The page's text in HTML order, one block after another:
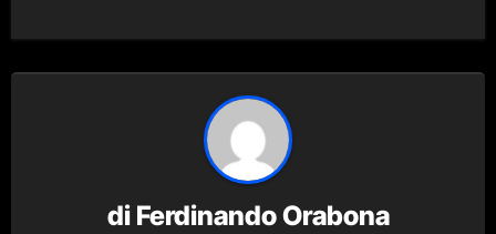
di Ferdinando Orabona